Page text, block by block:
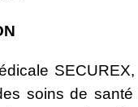
soins de